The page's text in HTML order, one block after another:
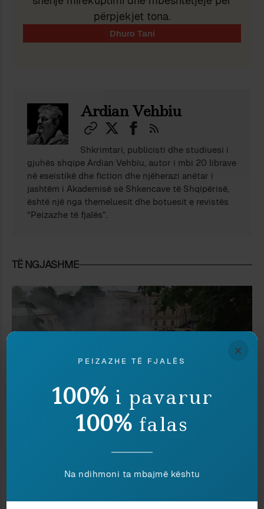
përpjekjet tona.
Ardian Vehbiu
Shkrimtari, publicisti dhe studiuesi i
gjuhës shqipe Ardian Vehbiu, autor i mbi 20 librave
në eseistikë dhe fiction dhe njëherazi anëtar i
jashtëm i Akademisë së Shkencave të Shqipërisë,
është një nga themeluesit dhe botuesit e revistës
“Peizazhe të fjalës”.
TË NGJASHME
NGA NJË SHESH NË TJETRIN
×
PEIZAZHE TË FJALËS
100% i pavarur
100% falas
Na ndihmoni ta mbajmë kështu